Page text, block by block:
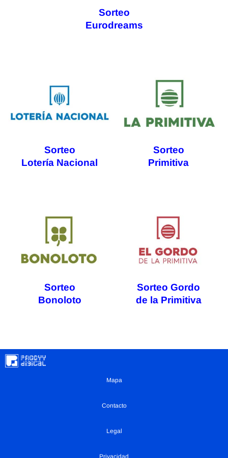
Sorteo
Eurodreams
Sorteo
Lotería Nacional
Sorteo
Primitiva
Sorteo
Bonoloto
Sorteo Gordo
de la Primitiva
Mapa
Contacto
Legal
Privacidad